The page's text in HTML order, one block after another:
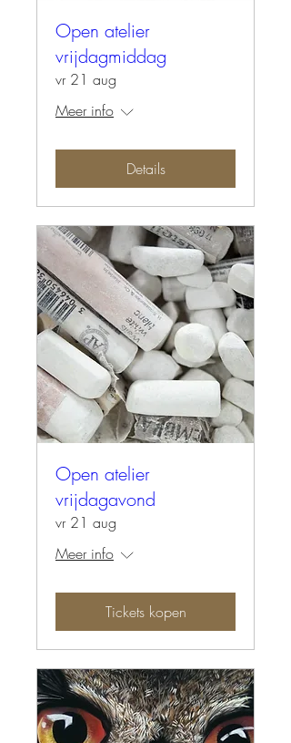
Open atelier
vrijdagmiddag
vr 21 aug
Meer info
Details
Open atelier
vrijdagavond
vr 21 aug
Meer info
Tickets kopen